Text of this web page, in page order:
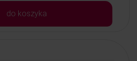
do koszyka